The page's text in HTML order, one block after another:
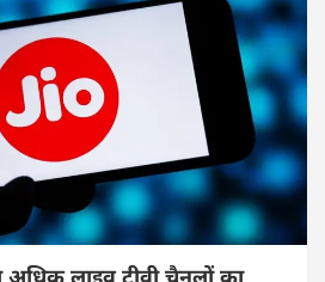
लाइव टीवी चैनलों का